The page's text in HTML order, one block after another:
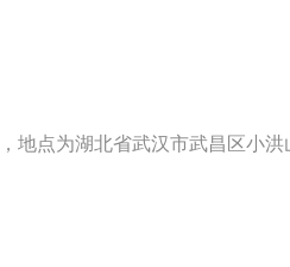
，地点为湖北省武汉市武昌区小洪